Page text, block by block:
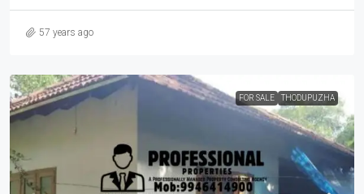
57 years ago
FOR SALE THODUPUZHA